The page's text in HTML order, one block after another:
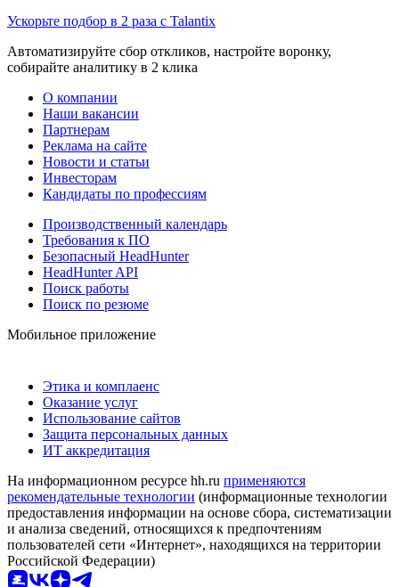
Ускорьте подбор в 2 раза с Talantix
Автоматизируйте сбор откликов, настройте воронку,
собирайте аналитику в 2 клика
О компании
Наши вакансии
Партнерам
Реклама на сайте
Новости и статьи
Инвесторам
Кандидаты по профессиям
Производственный календарь
Требования к ПО
Безопасный HeadHunter
HeadHunter API
Поиск работы
Поиск по резюме
Мобильное приложение
Этика и комплаенс
Оказание услуг
Использование сайтов
Защита персональных данных
ИТ аккредитация
На информационном ресурсе hh.ru применяются
рекомендательные технологии (информационные технологии
предоставления информации на основе сбора, систематизации
и анализа сведений, относящихся к предпочтениям
пользователей сети «Интернет», находящихся на территории
Российской Федерации)